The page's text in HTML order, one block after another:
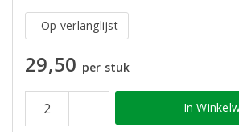
Op verlanglijst
29,50 per stuk
In